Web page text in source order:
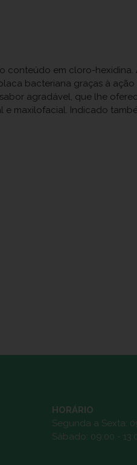
conteúdo em cloro-hexidina.
bacteriana graças à ação
agradável, que lhe
maxilofacial. Indicado
HORÁRIO
Segunda a Sexta:
Sábado: 09:00 -